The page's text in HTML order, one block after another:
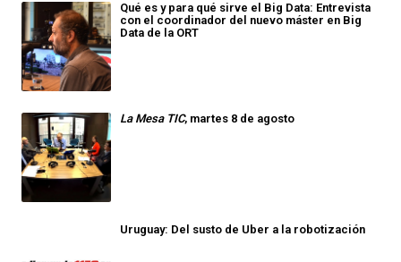
Qué es y para qué sirve el Big Data: Entrevista
con el coordinador del nuevo máster en Big
Data de la ORT
La Mesa TIC, martes 8 de agosto
Uruguay: Del susto de Uber a la robotización